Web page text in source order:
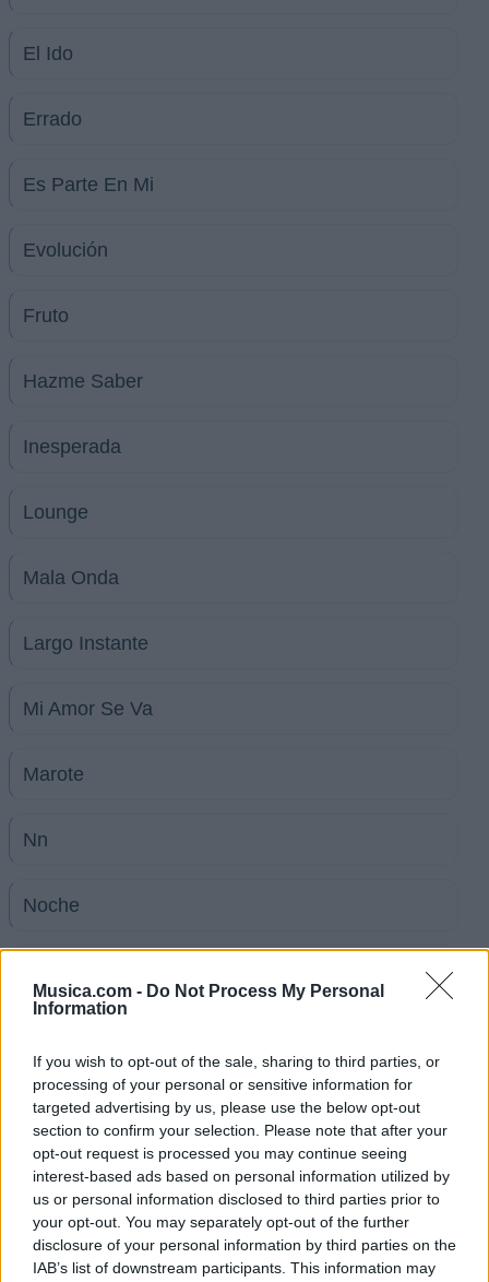
Musica.com - Do Not Process My Personal
Information
If you wish to opt-out of the sale, sharing to third parties, or
processing of your personal or sensitive information for
targeted advertising by us, please use the below opt-out
section to confirm your selection. Please note that after your
opt-out request is processed you may continue seeing
interest-based ads based on personal information utilized by
us or personal information disclosed to third parties prior to
your opt-out. You may separately opt-out of the further
disclosure of your personal information by third parties on the
IAB’s list of downstream participants. This information may
El Ido
Errado
Es Parte En Mi
Evolución
Fruto
Hazme Saber
Inesperada
Lounge
Mala Onda
Largo Instante
Mi Amor Se Va
Marote
Nn
Noche
Pregunta
Otro Rosa
Rasante Oscuridad